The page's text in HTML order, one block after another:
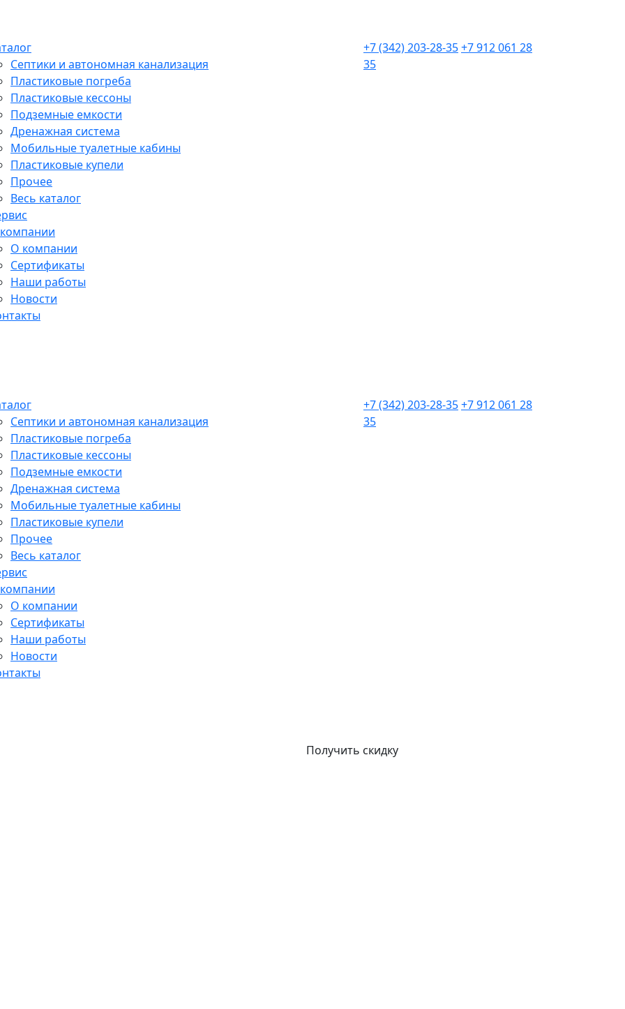
Септики и автономная канализация
Пластиковые погреба
Пластиковые кессоны
Подземные емкости
Дренажная система
Мобильные туалетные кабины
Пластиковые купели
Прочее
Весь каталог
О компании
Сертификаты
Наши работы
Новости
+7 (342) 203-28-35+7 912 061 28
35
Септики и автономная канализация
Пластиковые погреба
Пластиковые кессоны
Подземные емкости
Дренажная система
Мобильные туалетные кабины
Пластиковые купели
Прочее
Весь каталог
О компании
Сертификаты
Наши работы
Новости
+7 (342) 203-28-35+7 912 061 28
35
Получить скидку